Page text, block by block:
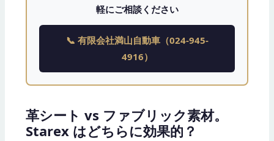
軽にご相談ください
📞 有限会社満山自動車（024-945-
4916）
革シート vs ファブリック素材。
Starex はどちらに効果的？